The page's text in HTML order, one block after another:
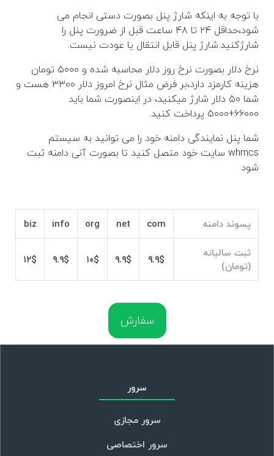
با توجه به اینکه شارژ پنل بصورت دستی انجام می
شود،حداقل ۲۴ تا ۴۸ ساعت قبل از ضرورت پنل را
شارژکنید.شارژ پنل قابل انتقال یا عودت نیست.
نرخ دلار بصورت نرخ روز دلار محاسبه شده و ۵۰۰۰ تومان
هزینه کارمزد دارد،بر فرض مثال نرخ امروز دلار ۳۳۰۰ هست و
شما ۵۰ دلار شارژ میکنید، در اینصورت شما باید
۶۶۰۰۰+۵۰۰۰ پرداخت کنید.
شما پنل نمایندگی دامنه خود را می توانید به سیستم
whmcs سایت خود متصل کنید تا بصورت آنی دامنه ثبت
شود
پسوند دامنه com
net
org
info
biz
ثبت سالیانه
(تومان)
۹.۹$ ۹.۹$ ۱۰$ ۹.۹$ ۱۲$
سفارش
سرور
سرور مجازی
سرور اختصاصی